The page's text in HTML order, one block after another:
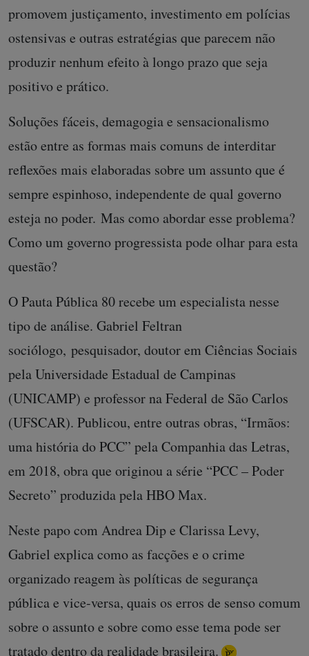
promovem justiçamento, investimento em polícias
ostensivas e outras estratégias que parecem não
produzir nenhum efeito à longo prazo que seja
positivo e prático.
Soluções fáceis, demagogia e sensacionalismo
estão entre as formas mais comuns de interditar
reflexões mais elaboradas sobre um assunto que é
sempre espinhoso, independente de qual governo
esteja no poder. Mas como abordar esse problema?
Como um governo progressista pode olhar para esta
questão?
O Pauta Pública 80 recebe um especialista nesse
tipo de análise. Gabriel Feltran
sociólogo, pesquisador, doutor em Ciências Sociais
pela Universidade Estadual de Campinas
(UNICAMP) e professor na Federal de São Carlos
(UFSCAR). Publicou, entre outras obras, “Irmãos:
uma história do PCC” pela Companhia das Letras,
em 2018, obra que originou a série “PCC – Poder
Secreto” produzida pela HBO Max.
Neste papo com Andrea Dip e Clarissa Levy,
Gabriel explica como as facções e o crime
organizado reagem às políticas de segurança
pública e vice-versa, quais os erros de senso comum
sobre o assunto e sobre como esse tema pode ser
tratado dentro da realidade brasileira.